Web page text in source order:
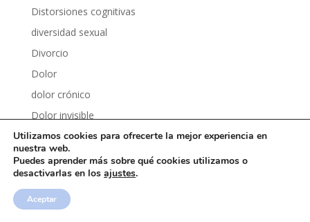
Distorsiones cognitivas
diversidad sexual
Divorcio
Dolor
dolor crónico
Dolor invisible
Dolor y psicología
Dopamina
Dopamina fácil
Dormir mejor
Utilizamos cookies para ofrecerte la mejor experiencia en
nuestra web.
Puedes aprender más sobre qué cookies utilizamos o
desactivarlas en los ajustes.
Aceptar